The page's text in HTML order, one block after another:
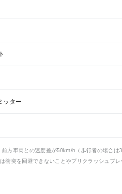
ッター
方車両との速度差が50km/h（歩行者の場合は
衝突を回避できないことやプリクラッシュブ